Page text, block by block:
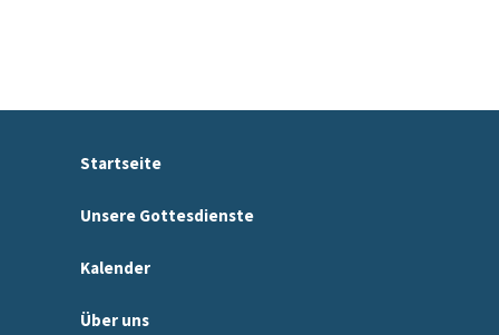
Startseite
Unsere Gottesdienste
Kalender
Über uns